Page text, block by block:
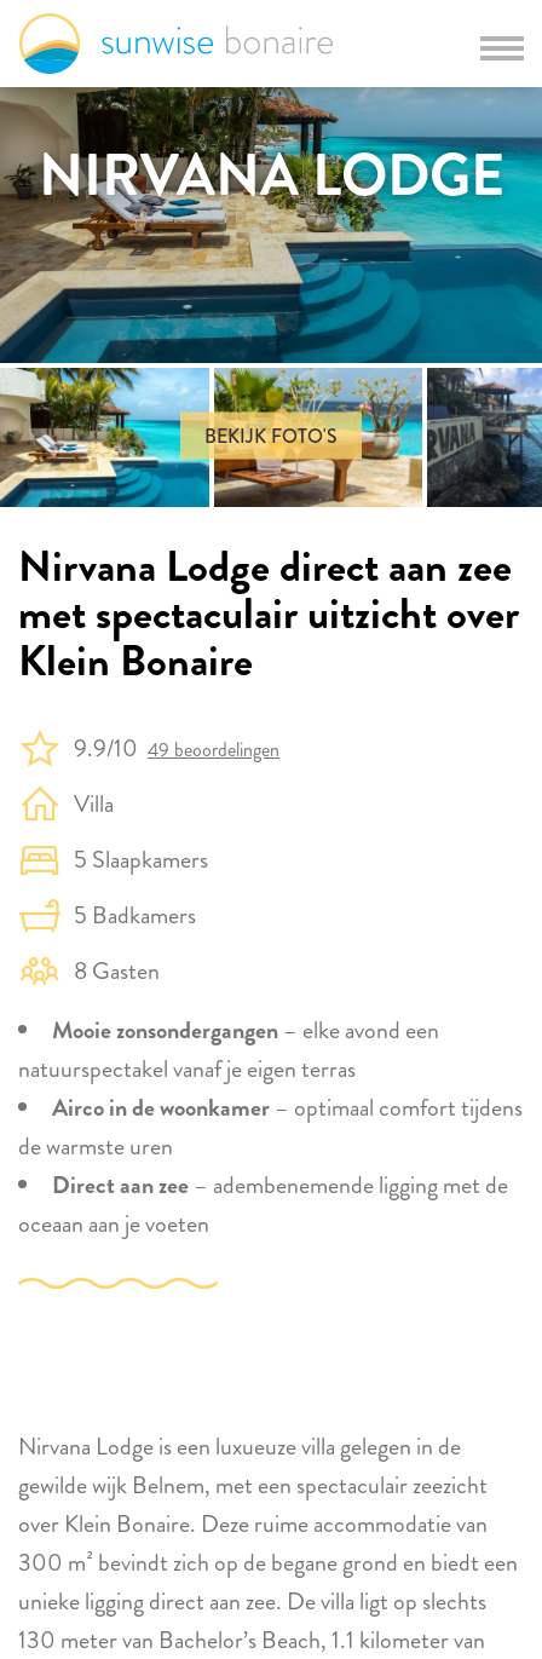
NIRVANA LODGE
BEKIJK FOTO'S
Nirvana Lodge direct aan zee
met spectaculair uitzicht over
Klein Bonaire
9.9/10 49 beoordelingen
Villa
5 Slaapkamers
5 Badkamers
8 Gasten
Mooie zonsondergangen – elke avond een
natuurspectakel vanaf je eigen terras
Airco in de woonkamer – optimaal comfort tijdens
de warmste uren
Direct aan zee – adembenemende ligging met de
oceaan aan je voeten
Nirvana Lodge is een luxueuze villa gelegen in de
gewilde wijk Belnem, met een spectaculair zeezicht
over Klein Bonaire. Deze ruime accommodatie van
300 m² bevindt zich op de begane grond en biedt een
unieke ligging direct aan zee. De villa ligt op slechts
130 meter van Bachelor’s Beach, 1.1 kilometer van